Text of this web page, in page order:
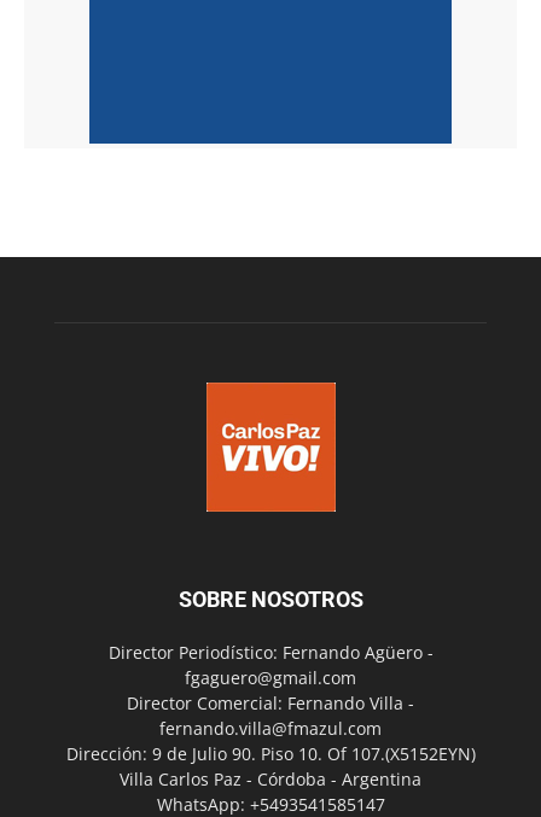
SOBRE NOSOTROS
Director Periodístico: Fernando Agüero -
fgaguero@gmail.com
Director Comercial: Fernando Villa -
fernando.villa@fmazul.com
Dirección: 9 de Julio 90. Piso 10. Of 107.(X5152EYN)
Villa Carlos Paz - Córdoba - Argentina
WhatsApp: +5493541585147